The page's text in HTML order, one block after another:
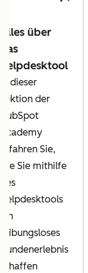
Alles über
das
Helpdesktool
In dieser
Lektion der
HubSpot
Academy
erfahren Sie,
wie Sie mithilfe
des
Helpdesktools
ein
reibungsloses
Kundenerlebnis
schaffen